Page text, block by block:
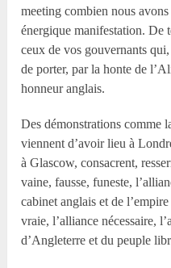
meeting combien nous
énergique manifestation. De
ceux de vos gouvernants
de porter, par la honte de
honneur anglais.
Des démonstrations comme
viennent d’avoir lieu à
à Glascow, consacrent,
vaine, fausse, funeste,
cabinet anglais et de
vraie, l’alliance nécessaire,
d’Angleterre et du peuple